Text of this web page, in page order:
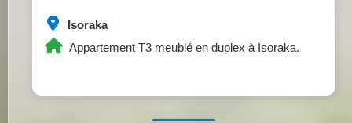
Isoraka
Appartement T3 meublé en duplex à Isoraka.